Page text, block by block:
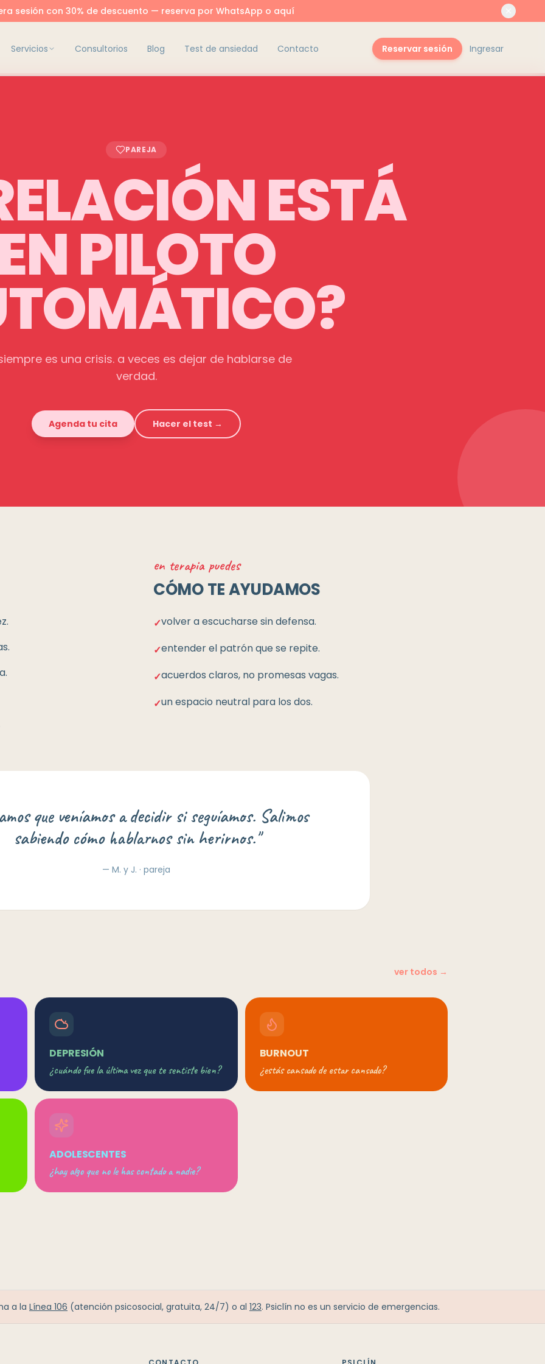
sesión con 30% de descuento — reserva por WhatsApp o aquí
Servicios Consultorios Blog Test de ansiedad Contacto Reservar sesión Ingresar
PAREJA
ESTÁ
PILOTO
es una crisis. a veces es dejar de hablarse de
verdad.
Agenda tu cita Hacer el test →
en terapia puedes
CÓMO TE AYUDAMOS
✓volver a escucharse sin defensa.
✓entender el patrón que se repite.
✓acuerdos claros, no promesas vagas.
✓un espacio neutral para los dos.
que veníamos a decidir si seguíamos. Salimos
sabiendo cómo hablarnos sin herirnos."
— M. y J. · pareja
ver todos →
DEPRESIÓN
¿cuándo fue la última vez que te sentiste bien?
BURNOUT
¿estás cansado de estar cansado?
ADOLESCENTES
¿hay algo que no le has contado a nadie?
a la Línea 106 (atención psicosocial, gratuita, 24/7) o al 123. Psiclín no es un servicio de emergencias.